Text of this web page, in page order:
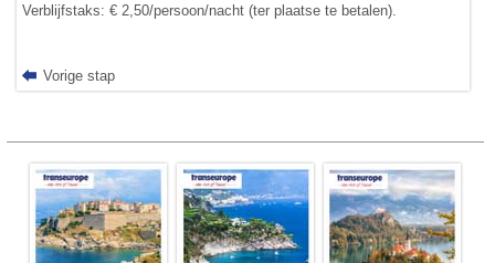
Verblijfstaks: € 2,50/persoon/nacht (ter plaatse te betalen).
Vorige stap